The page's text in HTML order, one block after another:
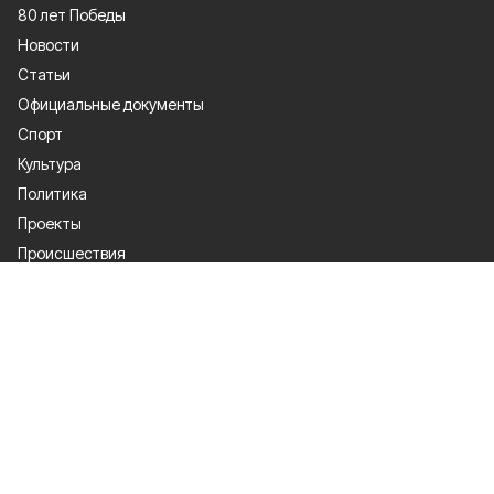
80 лет Победы
Новости
Статьи
Официальные документы
Спорт
Культура
Политика
Проекты
Происшествия